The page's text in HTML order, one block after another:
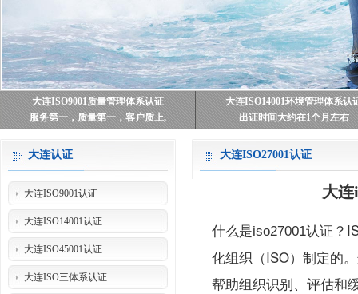
大连ISO9001质量管理体系认证
服务第一，质量第一，客户质上,
大连ISO14001环境管理体系认
出证时间大约在1个月左右
大连认证
大连ISO9001认证
大连ISO14001认证
大连ISO45001认证
大连ISO三体系认证
大连ISO27001认证
大连
什么是iso27001认证？
化组织（ISO）制定的
帮助组织识别、评估和